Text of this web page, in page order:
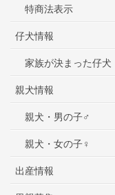
特商法表示
仔犬情報
家族が決まった仔犬
親犬情報
親犬・男の子♂
親犬・女の子♀
出産情報